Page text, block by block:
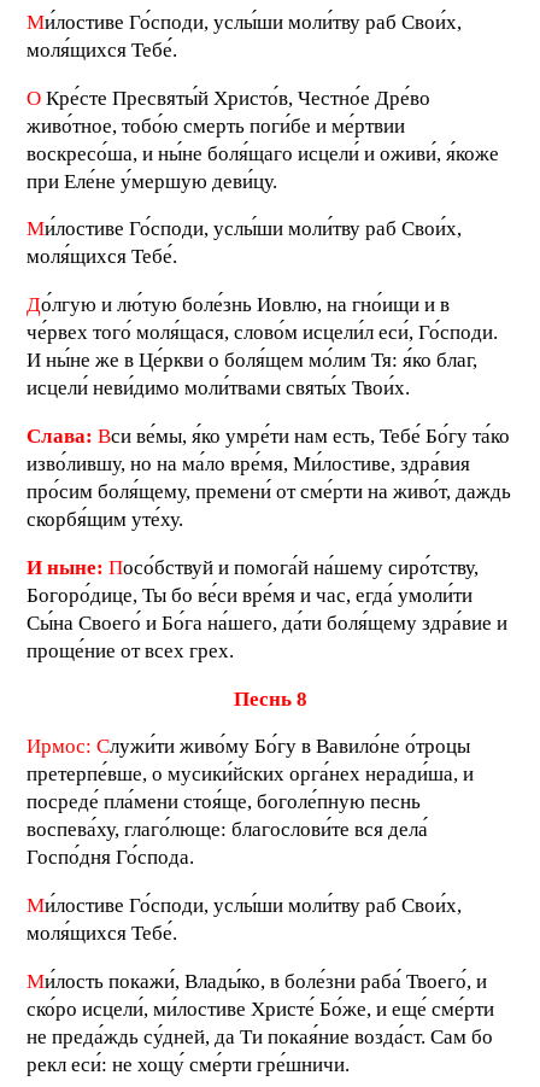
Ми́лостиве Го́споди, услы́ши моли́тву раб Свои́х,
моля́щихся Тебе́.
О Кре́сте Пресвяты́й Христо́в, Честно́е Дре́во
живо́тное, тобо́ю смерть поги́бе и ме́ртвии
воскресо́ша, и ны́не боля́щаго исцели́ и оживи́, я́коже
при Еле́не у́мершую деви́цу.
Ми́лостиве Го́споди, услы́ши моли́тву раб Свои́х,
моля́щихся Тебе́.
До́лгую и лю́тую боле́знь Иовлю, на гно́ищи и в
че́рвех того́ моля́щася, слово́м исцели́л еси́, Го́споди.
И ны́не же в Це́ркви о боля́щем мо́лим Тя: я́ко благ,
исцели́ неви́димо моли́твами святы́х Твои́х.
Слава: Вси ве́мы, я́ко умре́ти нам есть, Тебе́ Бо́гу та́ко
изво́лившу, но на ма́ло вре́мя, Ми́лостиве, здра́вия
про́сим боля́щему, премени́ от сме́рти на живо́т, даждь
скорбя́щим уте́ху.
И ныне: Посо́бствуй и помога́й на́шему сиро́тству,
Богоро́дице, Ты бо ве́си вре́мя и час, егда́ умоли́ти
Сы́на Своего́ и Бо́га на́шего, да́ти боля́щему здра́вие и
проще́ние от всех грех.
Песнь 8
Ирмос: Служи́ти живо́му Бо́гу в Вавило́не о́троцы
претерпе́вше, о мусики́йских орга́нех неради́ша, и
посреде́ пла́мени стоя́ще, боголе́пную песнь
воспева́ху, глаго́люще: благослови́те вся дела́
Госпо́дня Го́спода.
Ми́лостиве Го́споди, услы́ши моли́тву раб Свои́х,
моля́щихся Тебе́.
Ми́лость покажи́, Влады́ко, в боле́зни раба́ Твоего́, и
ско́ро исцели́, ми́лостиве Христе́ Бо́же, и еще́ сме́рти
не преда́ждь су́дней, да Ти покая́ние возда́ст. Сам бо
рекл еси́: не хощу́ сме́рти гре́шничи.